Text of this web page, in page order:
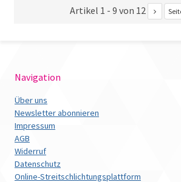
Artikel 1 - 9 von 12
Navigation
Über uns
Newsletter abonnieren
Impressum
AGB
Widerruf
Datenschutz
Online-Streitschlichtungsplattform